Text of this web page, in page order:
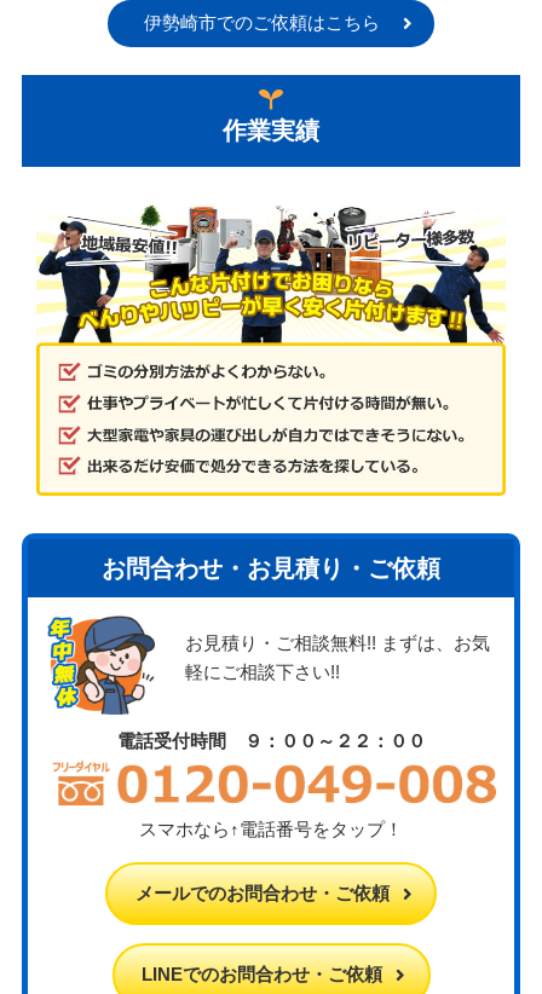
伊勢崎市でのご依頼はこちら
作業実績
お問合わせ・お見積り・ご依頼
お見積り・ご相談無料!! まずは、お気
軽にご相談下さい!!
電話受付時間 ９：００～２２：００
スマホなら↑電話番号をタップ！
メールでのお問合わせ・ご依頼
LINEでのお問合わせ・ご依頼